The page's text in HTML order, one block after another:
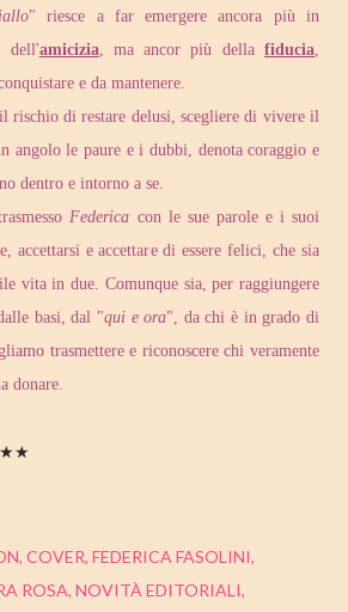
" riesce a far emergere ancora più in
dell'amicizia, ma ancor più dellafiducia,
e da mantenere.
rischio di restare delusi, scegliere di vivere il
angolo le paure e i dubbi, denota coraggio e
dentro e intorno a se.
Federica con le sue parole e i suoi
accettarsi e accettare di essere felici, che sia
vita in due. Comunque sia, per raggiungere
basi, dal "qui e ora", da chi è in grado di
trasmettere e riconoscere chi veramente
donare.
COVER FEDERICA FASOLINI
ROSA NOVITÀ EDITORIALI